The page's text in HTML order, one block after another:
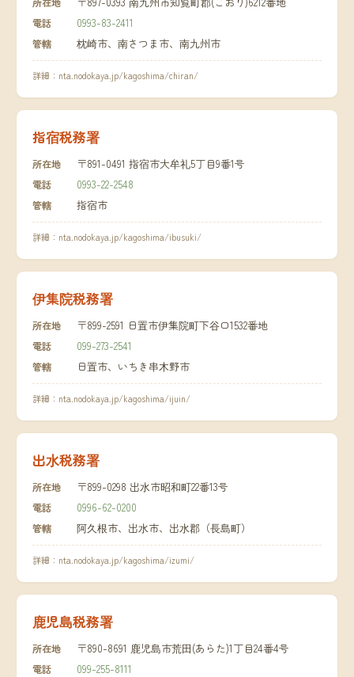
電話 0993-83-2411
管轄 枕崎市、南さつま市、南九州市
詳細： nta.nodokaya.jp/kagoshima/chiran/
指宿税務署
所在地 〒891-0491 指宿市大牟礼5丁目9番1号
電話 0993-22-2548
管轄 指宿市
詳細： nta.nodokaya.jp/kagoshima/ibusuki/
伊集院税務署
所在地 〒899-2591 日置市伊集院町下谷口1532番地
電話 099-273-2541
管轄 日置市、いちき串木野市
詳細： nta.nodokaya.jp/kagoshima/ijuin/
出水税務署
所在地 〒899-0298 出水市昭和町22番13号
電話 0996-62-0200
管轄 阿久根市、出水市、出水郡（長島町）
詳細： nta.nodokaya.jp/kagoshima/izumi/
鹿児島税務署
所在地 〒890-8691 鹿児島市荒田(あらた)1丁目24番4号
電話 099-255-8111